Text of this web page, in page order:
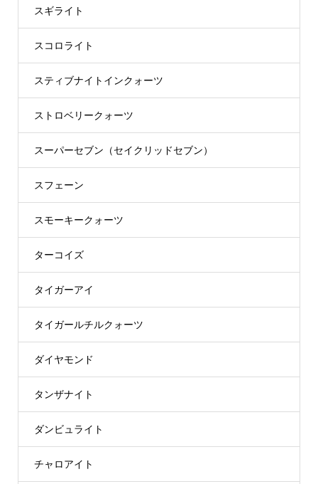
スギライト
スコロライト
スティブナイトインクォーツ
ストロベリークォーツ
スーパーセブン（セイクリッドセブン）
スフェーン
スモーキークォーツ
ターコイズ
タイガーアイ
タイガールチルクォーツ
ダイヤモンド
タンザナイト
ダンビュライト
チャロアイト